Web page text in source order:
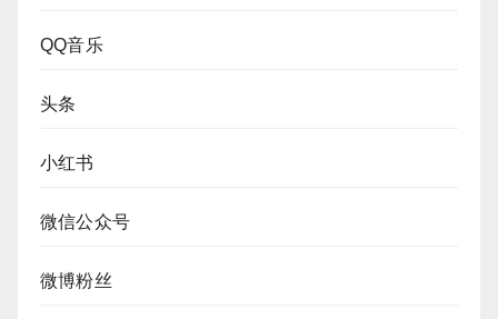
QQ音乐
头条
小红书
微信公众号
微博粉丝